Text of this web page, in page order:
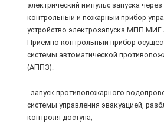
электрический импульс запуска
контрольный и пожарный прибор
устройство электрозапуска МПП МИГ
Приемно-контрольный прибор
системы автоматической
(АППЗ):
- запуск противопожарного
системы управления эвакуацией,
контроля доступа;